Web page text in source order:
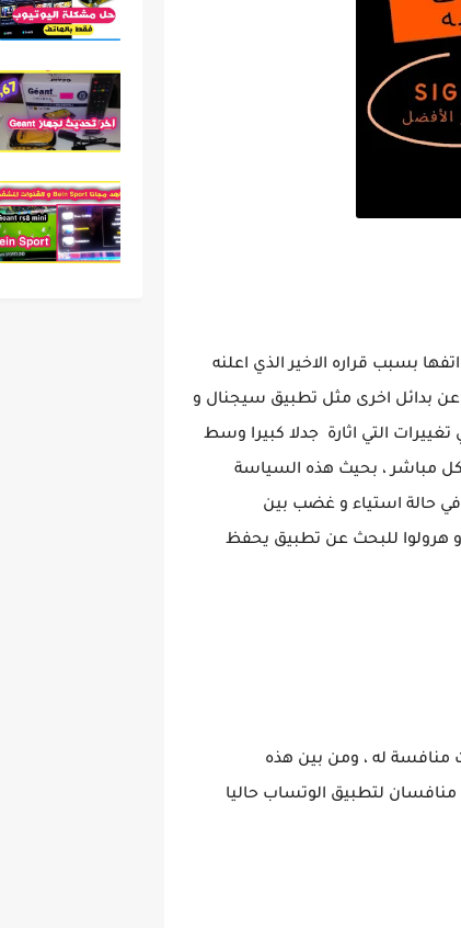
بسبب قراره الاخير الذي اعلنه
بدائل اخرى مثل تطبيق سيجنال و
التي اثارة جدلا كبيرا وسط
مباشر ، بحيث هذه السياسة
حالة استياء و غضب بين
هرولوا للبحث عن تطبيق يحفظ
منافسة له ، ومن بين هذه
لتطبيق الوتساب حاليا